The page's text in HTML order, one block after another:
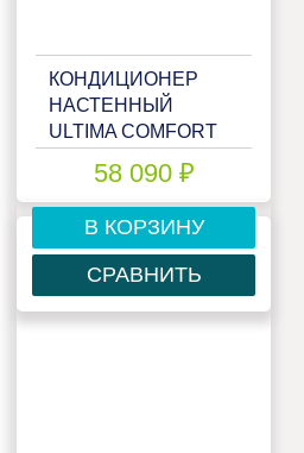
КОНДИЦИОНЕР
НАСТЕННЫЙ
ULTIMA COMFORT
58 090 ₽
В КОРЗИНУ
СРАВНИТЬ